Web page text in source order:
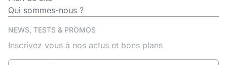
Qui sommes-nous ?
NEWS, TESTS & PROMOS
Inscrivez vous à nos actus et bons plans